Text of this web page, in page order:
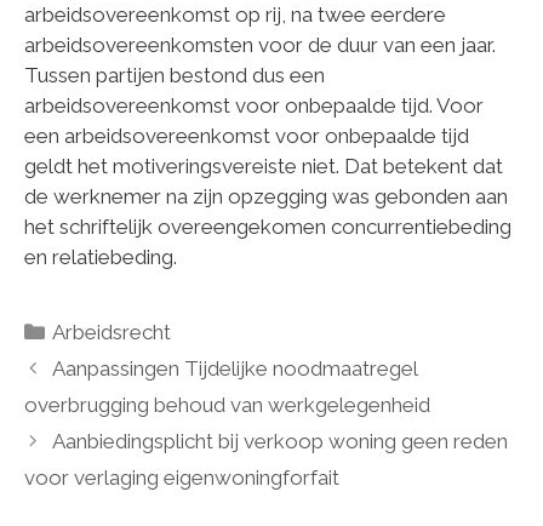
arbeidsovereenkomst op rij, na twee eerdere
arbeidsovereenkomsten voor de duur van een jaar.
Tussen partijen bestond dus een
arbeidsovereenkomst voor onbepaalde tijd. Voor
een arbeidsovereenkomst voor onbepaalde tijd
geldt het motiveringsvereiste niet. Dat betekent dat
de werknemer na zijn opzegging was gebonden aan
het schriftelijk overeengekomen concurrentiebeding
en relatiebeding.
Categorieën
Arbeidsrecht
Aanpassingen Tijdelijke noodmaatregel
overbrugging behoud van werkgelegenheid
Aanbiedingsplicht bij verkoop woning geen reden
voor verlaging eigenwoningforfait